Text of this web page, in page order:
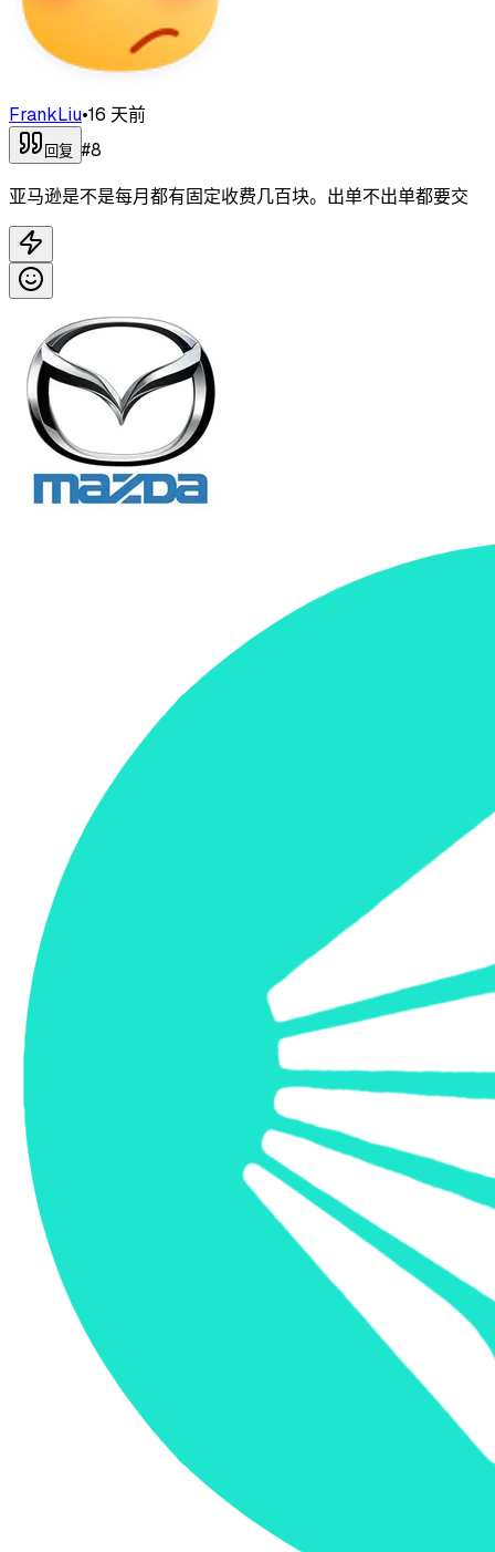
FrankLiu•16 天前
回复 #8
亚马逊是不是每月都有固定收费几百块。出单不出单都要交